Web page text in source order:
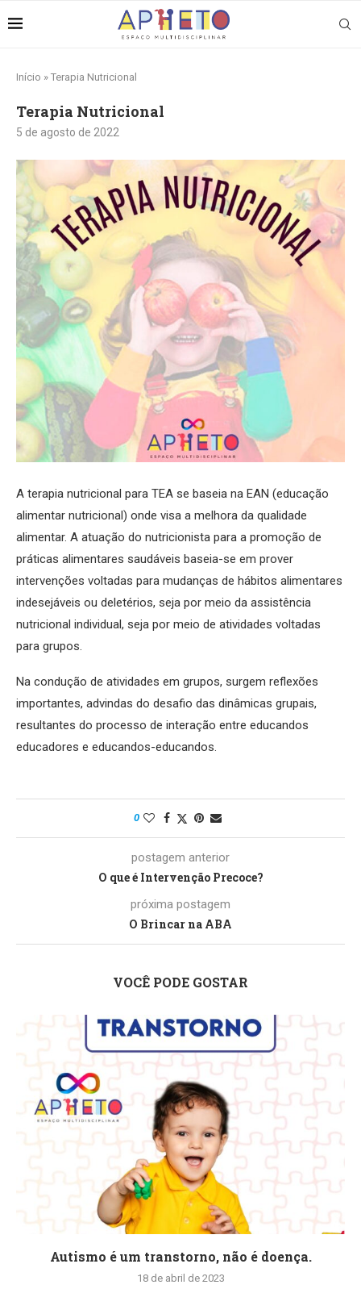
Início » Terapia Nutricional
Terapia Nutricional
5 de agosto de 2022
A terapia nutricional para TEA se baseia na EAN (educação
alimentar nutricional) onde visa a melhora da qualidade
alimentar. A atuação do nutricionista para a promoção de
práticas alimentares saudáveis baseia-se em prover
intervenções voltadas para mudanças de hábitos alimentares
indesejáveis ou deletérios, seja por meio da assistência
nutricional individual, seja por meio de atividades voltadas
para grupos.
Na condução de atividades em grupos, surgem reflexões
importantes, advindas do desafio das dinâmicas grupais,
resultantes do processo de interação entre educandos
educadores e educandos-educandos.
0
postagem anterior
O que é Intervenção Precoce?
próxima postagem
O Brincar na ABA
VOCÊ PODE GOSTAR
Autismo é um transtorno, não é doença.
18 de abril de 2023